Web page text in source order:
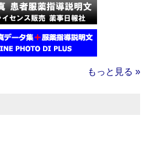
もっと見る »